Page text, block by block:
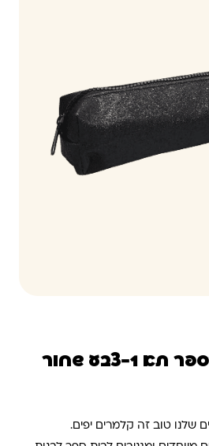
קלמר דק לבית הספר תא 1-צבע שחור
שלנו טוב זה קלמרים יפים.